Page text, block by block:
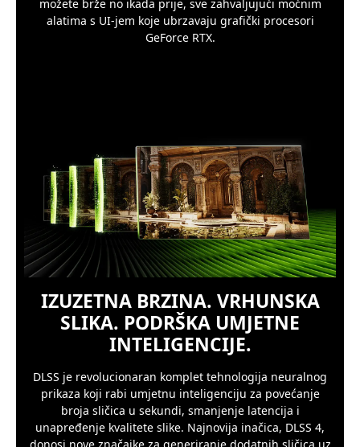
možete brže no ikada prije, sve zahvaljujući moćnim
alatima s UI-jem koje ubrzavaju grafički procesori
GeForce RTX.
IZUZETNA BRZINA. VRHUNSKA
SLIKA. PODRŠKA UMJETNE
INTELIGENCIJE.
DLSS je revolucionaran komplet tehnologija neuralnog
prikaza koji rabi umjetnu inteligenciju za povećanje
broja sličica u sekundi, smanjenje latencija i
unapređenje kvalitete slike. Najnovija inačica, DLSS 4,